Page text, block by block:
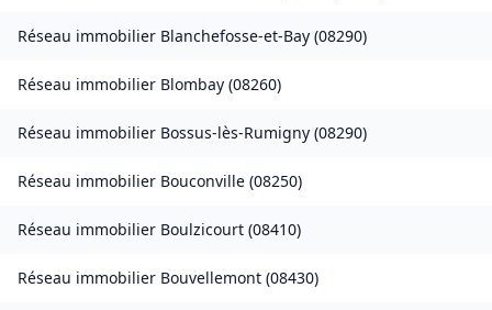
Réseau immobilier Blanchefosse-et-Bay (08290)
Réseau immobilier Blombay (08260)
Réseau immobilier Bossus-lès-Rumigny (08290)
Réseau immobilier Bouconville (08250)
Réseau immobilier Boulzicourt (08410)
Réseau immobilier Bouvellemont (08430)